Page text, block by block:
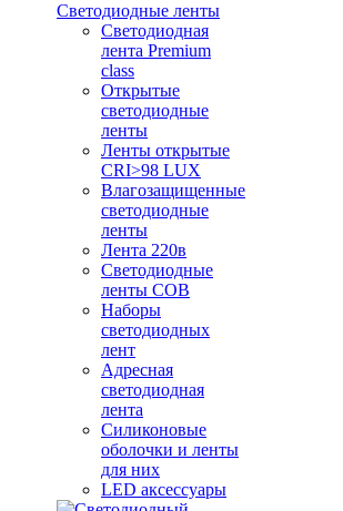
Светодиодные ленты
Светодиодная
лента Premium
class
Открытые
светодиодные
ленты
Ленты открытые
CRI>98 LUX
Влагозащищенные
светодиодные
ленты
Лента 220в
Светодиодные
ленты COB
Наборы
светодиодных
лент
Адресная
светодиодная
лента
Силиконовые
оболочки и ленты
для них
LED аксессуары